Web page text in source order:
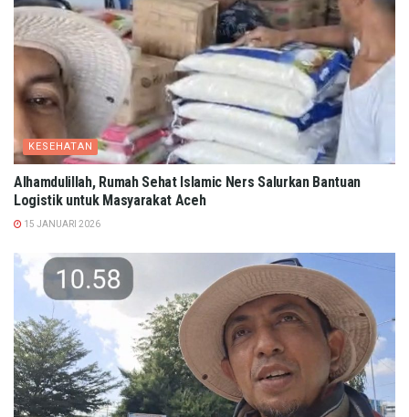
KESEHATAN
Alhamdulillah, Rumah Sehat Islamic Ners Salurkan Bantuan
Logistik untuk Masyarakat Aceh
15 JANUARI 2026